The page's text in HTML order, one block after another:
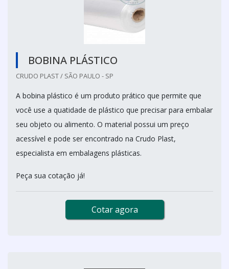
BOBINA PLÁSTICO
CRUDO PLAST / SÃO PAULO - SP
A bobina plástico é um produto prático que permite que
você use a quatidade de plástico que precisar para embalar
seu objeto ou alimento. O material possui um preço
acessível e pode ser encontrado na Crudo Plast,
especialista em embalagens plásticas.
Peça sua cotação já!
Cotar agora